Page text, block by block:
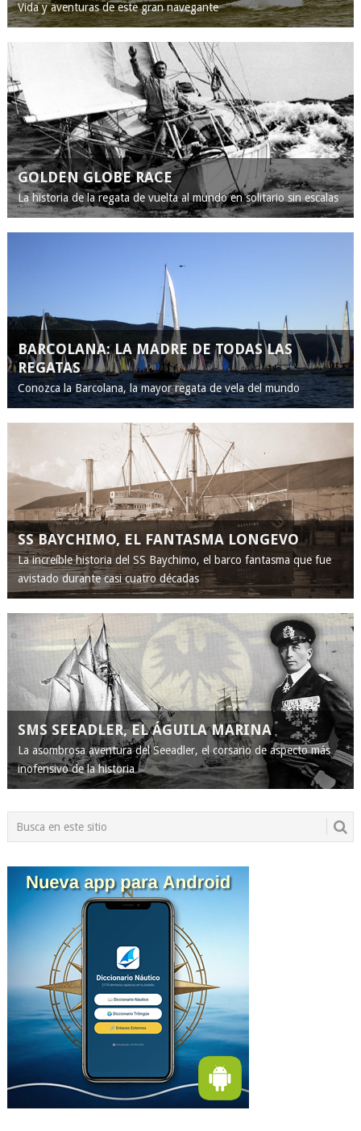
Vida y aventuras de este gran navegante
GOLDEN GLOBE RACE
La historia de la regata de vuelta al mundo en solitario sin escalas
BARCOLANA: LA MADRE DE TODAS LAS
REGATAS
Conozca la Barcolana, la mayor regata de vela del mundo
SS BAYCHIMO, EL FANTASMA LONGEVO
La increíble historia del SS Baychimo, el barco fantasma que fue
avistado durante casi cuatro décadas
SMS SEEADLER, EL ÁGUILA MARINA
La asombrosa aventura del Seeadler, el corsario de aspecto más
inofensivo de la historia